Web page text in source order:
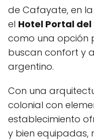
de Cafayate, en
el Hotel Portal
como una opción
buscan confort y
argentino.
Con una
colonial con
establecimiento
y bien equipadas,